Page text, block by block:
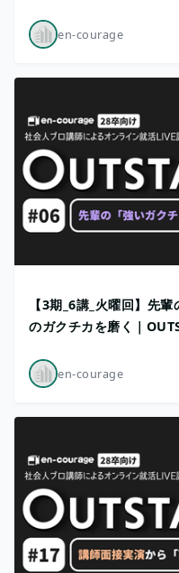
en-courage
【3期_6講_火曜回】先
のガクチカを磨く｜
en-courage